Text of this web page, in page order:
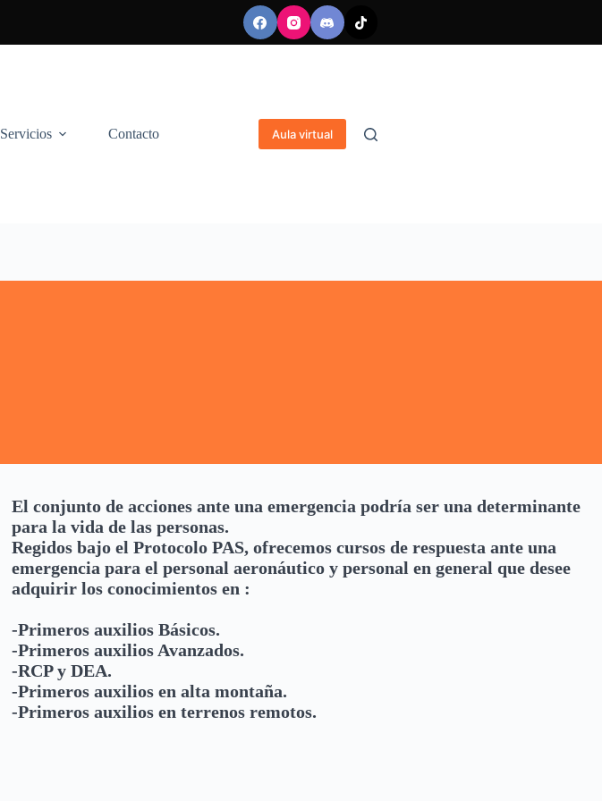
Servicios Contacto Aula virtual
El conjunto de acciones ante una emergencia podría ser una determinante
para la vida de las personas.
Regidos bajo el Protocolo PAS, ofrecemos cursos de respuesta ante una
emergencia para el personal aeronáutico y personal en general que desee
adquirir los conocimientos en :
-Primeros auxilios Básicos.
-Primeros auxilios Avanzados.
-RCP y DEA.
-Primeros auxilios en alta montaña.
-Primeros auxilios en terrenos remotos.